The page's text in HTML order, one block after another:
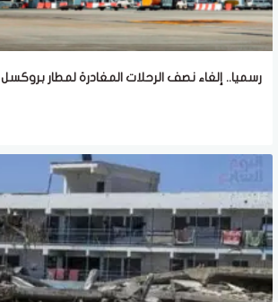
رسميا.. إلغاء نصف الرحلات المغادرة لمطار بروكسل